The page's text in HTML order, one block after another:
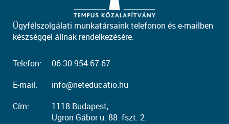
Ügyfélszolgálati munkatársaink telefonon és e-mailben
készséggel állnak rendelkezésére.
Telefon:
06-30-954-67-67
E-mail:
info@neteducatio.hu
Cím:
1118 Budapest,
Ugron Gábor u. 88. fszt. 2.